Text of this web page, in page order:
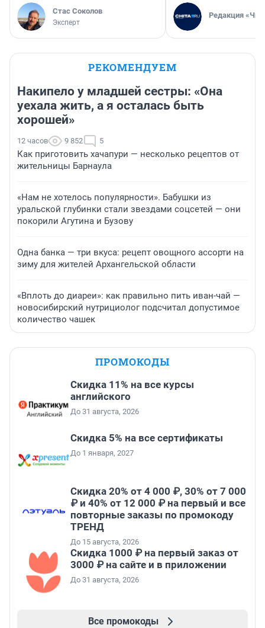
Стас Соколов
Эксперт
Редакция
РЕКОМЕНДУЕМ
Накипело у младшей сестры: «Она
уехала жить, а я осталась быть
хорошей»
12 часов 9 852 5
Как приготовить хачапури — несколько рецептов от
жительницы Барнаула
«Нам не хотелось популярности». Бабушки из
уральской глубинки стали звездами соцсетей — они
покорили Агутина и Бузову
Одна банка — три вкуса: рецепт овощного ассорти на
зиму для жителей Архангельской области
«Вплоть до диареи»: как правильно пить иван-чай —
новосибирский нутрициолог подсчитал допустимое
количество чашек
ПРОМОКОДЫ
Скидка 11% на все курсы
английского
До 31 августа, 2026
Скидка 5% на все сертификаты
До 1 января, 2027
Скидка 20% от 4 000 ₽, 30% от 7 000
₽ и 40% от 12 000 ₽ на первый и все
повторные заказы по промокоду
ТРЕНД
До 15 августа, 2026
Скидка 1000 ₽ на первый заказ от
3000 ₽ на сайте и в приложении
До 31 августа, 2026
Все промокоды